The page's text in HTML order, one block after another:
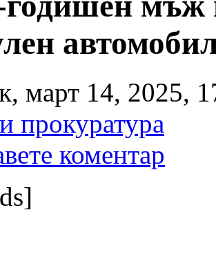
март 14, 2025,
прокуратура
коментар